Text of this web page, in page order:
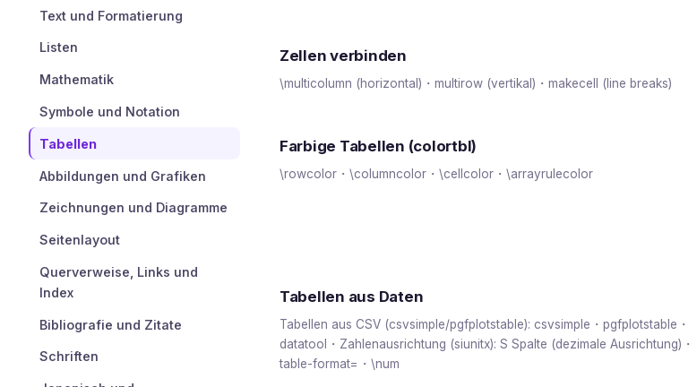
Text und Formatierung
Listen
Mathematik
Symbole und Notation
Tabellen
Abbildungen und Grafiken
Zeichnungen und Diagramme
Seitenlayout
Querverweise, Links und
Index
Bibliografie und Zitate
Schriften
Zellen verbinden
\multicolumn (horizontal)・multirow (vertikal)・makecell (line breaks)
Farbige Tabellen (colortbl)
\rowcolor・\columncolor・\cellcolor・\arrayrulecolor
Tabellen aus Daten
Tabellen aus CSV (csvsimple/pgfplotstable): csvsimple・pgfplotstable・
datatool・Zahlenausrichtung (siunitx): S Spalte (dezimale Ausrichtung)・
table-format=・\num